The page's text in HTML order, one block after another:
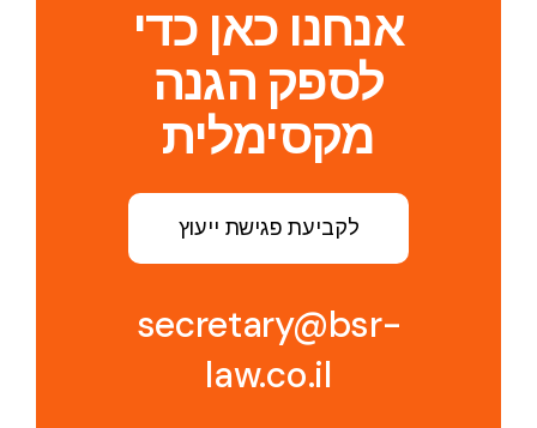
אנחנו כאן כדי
לספק הגנה
מקסימלית
לקביעת פגישת ייעוץ
secretary@bsr-
law.co.il